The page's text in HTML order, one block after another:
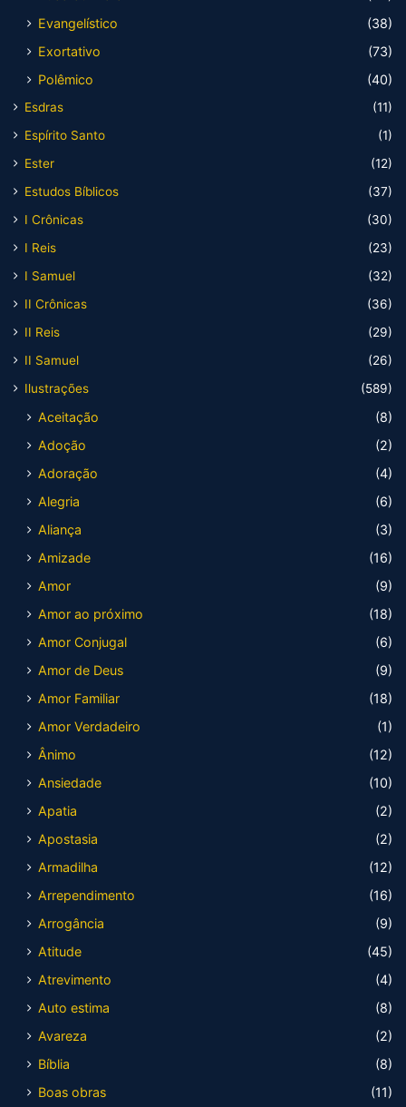
Evangelístico
(38)
Exortativo
(73)
Polêmico
(40)
Esdras
(11)
Espírito Santo
(1)
Ester
(12)
Estudos Bíblicos
(37)
I Crônicas
(30)
I Reis
(23)
I Samuel
(32)
II Crônicas
(36)
II Reis
(29)
II Samuel
(26)
Ilustrações
(589)
Aceitação
(8)
Adoção
(2)
Adoração
(4)
Alegria
(6)
Aliança
(3)
Amizade
(16)
Amor
(9)
Amor ao próximo
(18)
Amor Conjugal
(6)
Amor de Deus
(9)
Amor Familiar
(18)
Amor Verdadeiro
(1)
Ânimo
(12)
Ansiedade
(10)
Apatia
(2)
Apostasia
(2)
Armadilha
(12)
Arrependimento
(16)
Arrogância
(9)
Atitude
(45)
Atrevimento
(4)
Auto estima
(8)
Avareza
(2)
Bíblia
(8)
Boas obras
(11)